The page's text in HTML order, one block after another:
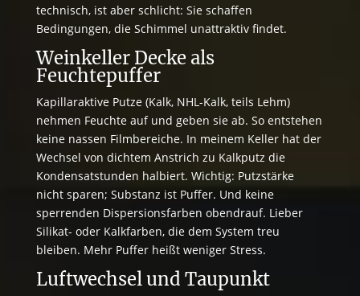
technisch, ist aber schlicht: Sie schaffen
Bedingungen, die Schimmel unattraktiv findet.
Weinkeller Decke als
Feuchtepuffer
Kapillaraktive Putze (Kalk, NHL-Kalk, teils Lehm)
nehmen Feuchte auf und geben sie ab. So entstehen
keine nassen Filmbereiche. In meinem Keller hat der
Wechsel von dichtem Anstrich zu Kalkputz die
Kondensatstunden halbiert. Wichtig: Putzstärke
nicht sparen; Substanz ist Puffer. Und keine
sperrenden Dispersionsfarben obendrauf. Lieber
Silikat- oder Kalkfarben, die dem System treu
bleiben. Mehr Puffer heißt weniger Stress.
Luftwechsel und Taupunkt